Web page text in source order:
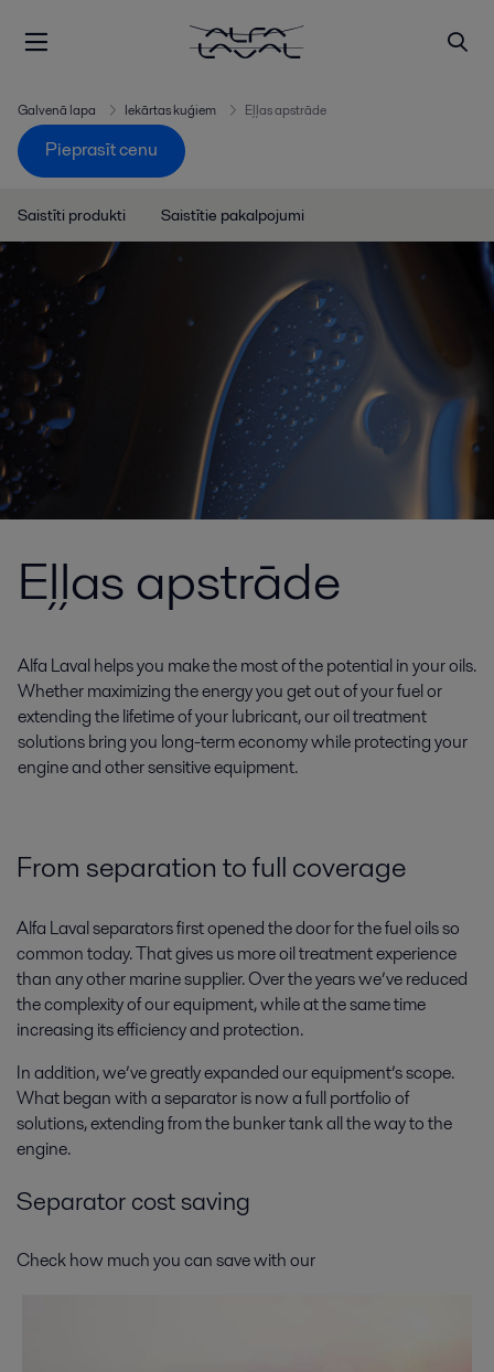
Galvenā lapa Iekārtas kuģiem Eļļas apstrāde
Pieprasīt cenu
Saistīti produkti Saistītie pakalpojumi
Eļļas apstrāde
Alfa Laval helps you make the most of the potential in your oils.
Whether maximizing the energy you get out of your fuel or
extending the lifetime of your lubricant, our oil treatment
solutions bring you long-term economy while protecting your
engine and other sensitive equipment.
From separation to full coverage
Alfa Laval separators first opened the door for the fuel oils so
common today. That gives us more oil treatment experience
than any other marine supplier. Over the years we’ve reduced
the complexity of our equipment, while at the same time
increasing its efficiency and protection.
In addition, we’ve greatly expanded our equipment’s scope.
What began with a separator is now a full portfolio of
solutions, extending from the bunker tank all the way to the
engine.
Separator cost saving
Check how much you can save with our